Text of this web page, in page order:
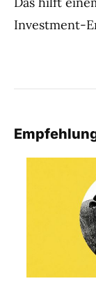
Investment-